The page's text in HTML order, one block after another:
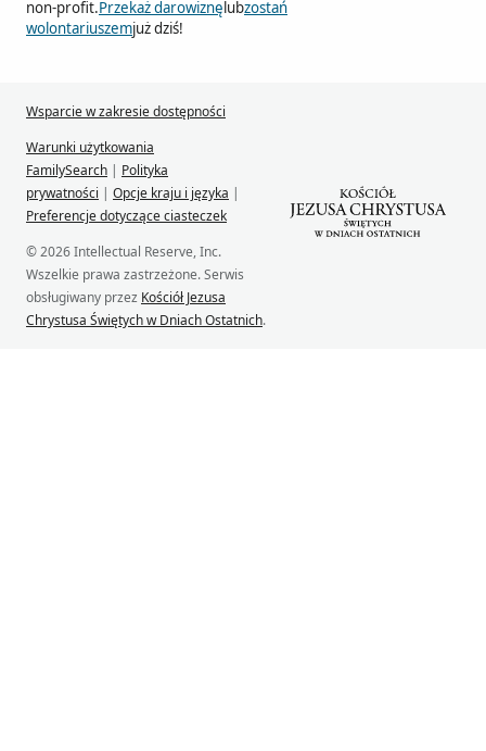
non-profit.Przekaż darowiznę lubzostań
wolontariuszemjuż dziś!
Wsparcie w zakresie dostępności
Warunki użytkowania
FamilySearch | Polityka
prywatności | Opcje kraju i języka |
Preferencje dotyczące ciasteczek
© 2026 Intellectual Reserve, Inc.
Wszelkie prawa zastrzeżone. Serwis
obsługiwany przez Kościół Jezusa
Chrystusa Świętych w Dniach Ostatnich.